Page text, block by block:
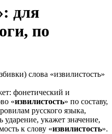
для
по
слова «извилистость»
фонетический и
«извилистость» по составу,
русского языка,
ударение, укажет значение,
к слову «извилистость».